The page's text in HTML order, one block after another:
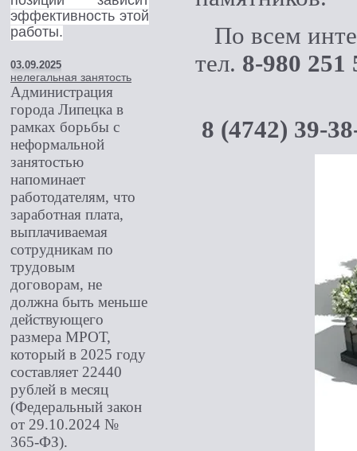
По всем
тел. 8-980
8 (4742) 39-
эффективность этой
работы.
03.09.2025
нелегальная занятость
Администрация
города Липецка в
рамках борьбы с
неформальной
занятостью
напоминает
работодателям, что
заработная плата,
выплачиваемая
сотрудникам по
трудовым
договорам, не
должна быть меньше
действующего
размера МРОТ,
который в 2025 году
составляет 22440
рублей в месяц
(Федеральный закон
от 29.10.2024 №
365-ФЗ).